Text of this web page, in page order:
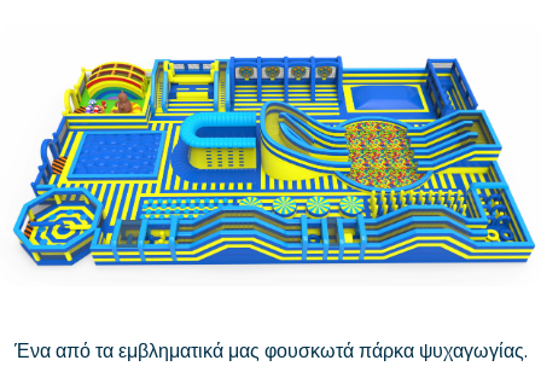
Ένα από τα εμβληματικά μας φουσκωτά πάρκα ψυχαγωγίας.